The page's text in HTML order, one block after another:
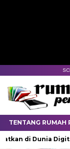
TENTANG RUMAH
di Dunia Digital